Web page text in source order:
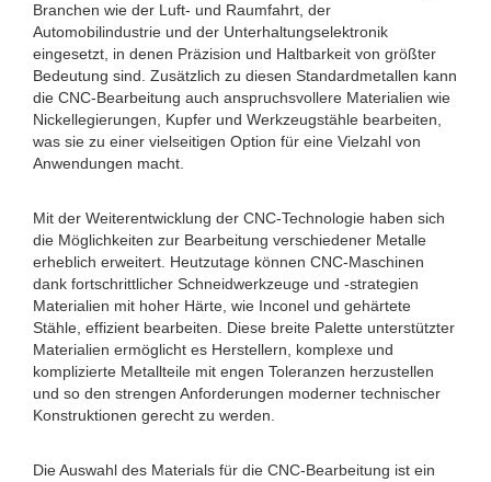
Branchen wie der Luft- und Raumfahrt, der
Automobilindustrie und der Unterhaltungselektronik
eingesetzt, in denen Präzision und Haltbarkeit von größter
Bedeutung sind. Zusätzlich zu diesen Standardmetallen kann
die CNC-Bearbeitung auch anspruchsvollere Materialien wie
Nickellegierungen, Kupfer und Werkzeugstähle bearbeiten,
was sie zu einer vielseitigen Option für eine Vielzahl von
Anwendungen macht.
Mit der Weiterentwicklung der CNC-Technologie haben sich
die Möglichkeiten zur Bearbeitung verschiedener Metalle
erheblich erweitert. Heutzutage können CNC-Maschinen
dank fortschrittlicher Schneidwerkzeuge und -strategien
Materialien mit hoher Härte, wie Inconel und gehärtete
Stähle, effizient bearbeiten. Diese breite Palette unterstützter
Materialien ermöglicht es Herstellern, komplexe und
komplizierte Metallteile mit engen Toleranzen herzustellen
und so den strengen Anforderungen moderner technischer
Konstruktionen gerecht zu werden.
Die Auswahl des Materials für die CNC-Bearbeitung ist ein